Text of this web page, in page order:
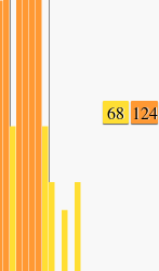
68 124